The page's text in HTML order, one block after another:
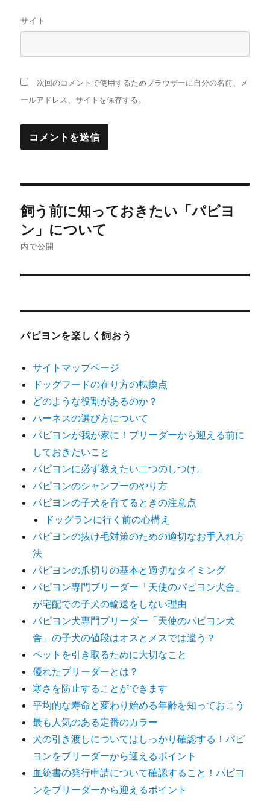
サイト
次回のコメントで使用するためブラウザーに自分の名前、メ
ールアドレス、サイトを保存する。
稿
ナ
ビ
ョ
ン
飼う前に知っておきたい「パピヨ
ン」について
内で公開
パピヨンを楽しく飼おう
サイトマップページ
ドッグフードの在り方の転換点
どのような役割があるのか？
ハーネスの選び方について
パピヨンが我が家に！ブリーダーから迎える前に
しておきたいこと
パピヨンに必ず教えたい二つのしつけ。
パピヨンのシャンプーのやり方
パピヨンの子犬を育てるときの注意点
ドッグランに行く前の心構え
パピヨンの抜け毛対策のための適切なお手入れ方
法
パピヨンの爪切りの基本と適切なタイミング
パピヨン専門ブリーダー「天使のパピヨン犬舎」
が宅配での子犬の輸送をしない理由
パピヨン犬専門ブリーダー「天使のパピヨン犬
舎」の子犬の値段はオスとメスでは違う？
ペットを引き取るために大切なこと
優れたブリーダーとは？
寒さを防止することができます
平均的な寿命と変わり始める年齢を知っておこう
最も人気のある定番のカラー
犬の引き渡しについてはしっかり確認する！パピ
ヨンをブリーダーから迎えるポイント
血統書の発行申請について確認すること！パピヨ
ンをブリーダーから迎えるポイント